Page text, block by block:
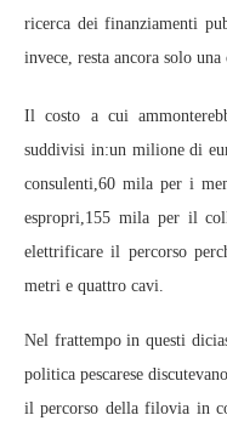
ricerca dei finanziamenti
invece, resta ancora solo una
Il costo a cui
suddivisi in:un milione di
consulenti,60 mila per i
espropri,155 mila per il
elettrificare il percorso
metri e quattro cavi.
Nel frattempo in questi
politica pescarese
il percorso della filovia in